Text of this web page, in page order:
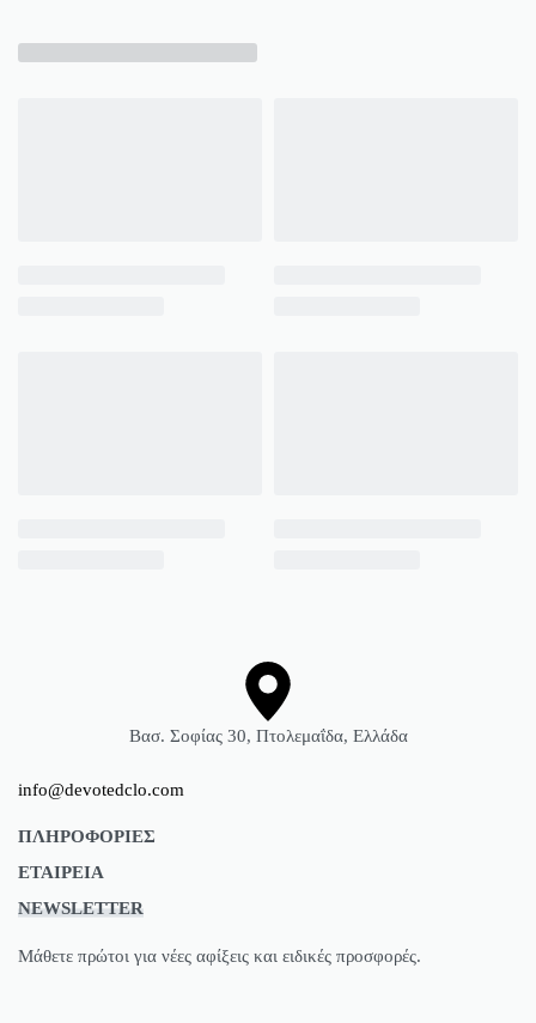
Βασ. Σοφίας 30, Πτολεμαΐδα, Ελλάδα
info@devotedclo.com
ΠΛΗΡΟΦΟΡΙΕΣ
Όροι Χρήσης
Τρόποι Αποστολής
Τρόποι Πληρωμής
ΕΤΑΙΡΕΙΑ
Επικοινωνία
Φόρμα Υπαναχώρησης
NEWSLETTER
Mάθετε πρώτοι για νέες αφίξεις και ειδικές προσφορές.